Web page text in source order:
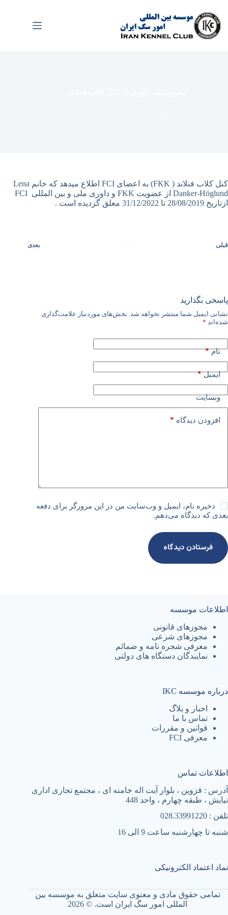
محتوا
کنل کلاب فنلاند ( FKK) به اعضای FCI اطلاع میدهد که خانم Lena
ازتاریخ 28/08/2019 تا 31/12/2022 معلق گردیده است .
قبلی بعدی
پاسخی بگذارید
نشانی ایمیل شما منتشر نخواهد شد. بخش‌های موردنیاز علامت‌گذاری
شده‌اند *
نام*
ایمیل*
وبسایت
افزودن دیدگاه *
ذخیره نام، ایمیل و وب‌سایت من در این مرورگر برای دفعه
بعدی که دیدگاه می‌دهم.
فرستادن دیدگاه
اطلاعات موسسه
مجوزهای قانونی
مجوزهای شرعی
معرفی شجره نامه و ضمائم
نمایندگان دستگاه های دولتی
درباره موسسه IKC
اخبار و بلاگ
تماس با ما
قوانین و مقررات
معرفی FCI
اطلاعات تماس
آدرس : قزوین ، بلوار آیت اله خامنه ای ، مجتمع تجاری اداری
نیایش ، طبقه چهارم ، واحد 448
تلفن : 028.33991220
شنبه تا چهارشنبه ساعت 9 الی 16
نماد اعتماد الکترونیکی
تمامی حقوق مادی و معنوی سایت متعلق به موسسه بین
المللی امور سگ ایران است. © ‏2026